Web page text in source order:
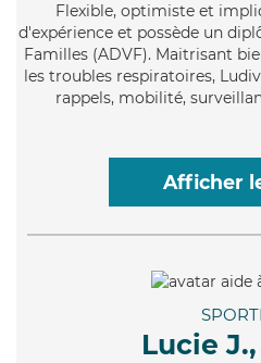
Flexible, optimiste et
d'expérience et possède un
Familles (ADVF). Maitrisant
les troubles respiratoires,
rappels, mobilité,
Afficher
Lucie J.,